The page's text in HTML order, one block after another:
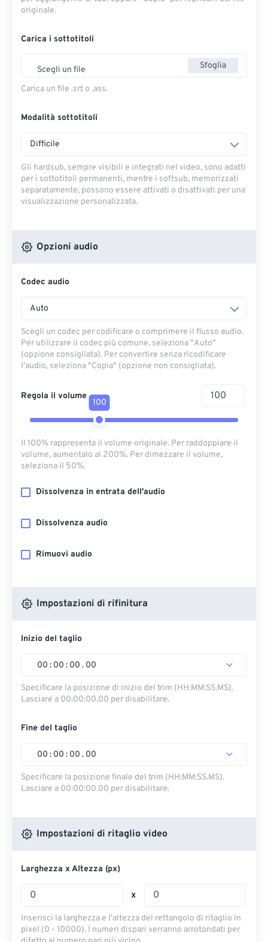
originale.
Carica i sottotitoli
Scegli un file Sfoglia
Carica un file .srt o .ass.
Modalità sottotitoli
Difficile
Gli hardsub, sempre visibili e integrati nel video, sono adatti
per i sottotitoli permanenti, mentre i softsub, memorizzati
separatamente, possono essere attivati ​​o disattivati ​​per una
visualizzazione personalizzata.
Opzioni audio
Codec audio
Auto
Scegli un codec per codificare o comprimere il flusso audio.
Per utilizzare il codec più comune, seleziona "Auto"
(opzione consigliata). Per convertire senza ricodificare
l'audio, seleziona "Copia" (opzione non consigliata).
Regola il volume
100
Il 100% rappresenta il volume originale. Per raddoppiare il
volume, aumentalo al 200%. Per dimezzare il volume,
seleziona il 50%.
Dissolvenza in entrata dell'audio
Dissolvenza audio
Rimuovi audio
Impostazioni di rifinitura
Inizio del taglio
00 : 00 : 00 . 00
Specificare la posizione di inizio del trim (HH:MM:SS.MS).
Lasciare a 00:00:00.00 per disabilitare.
Fine del taglio
00 : 00 : 00 . 00
Specificare la posizione finale del trim (HH:MM:SS.MS).
Lasciare a 00:00:00.00 per disabilitare.
Impostazioni di ritaglio video
Larghezza x Altezza (px)
x
Inserisci la larghezza e l'altezza del rettangolo di ritaglio in
pixel (0 - 10000). I numeri dispari verranno arrotondati per